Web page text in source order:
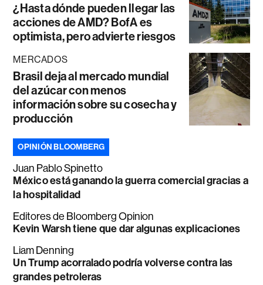
¿Hasta dónde pueden llegar las
acciones de AMD? BofA es
optimista, pero advierte riesgos
MERCADOS
Brasil deja al mercado mundial
del azúcar con menos
información sobre su cosecha y
producción
OPINIÓN BLOOMBERG
Juan Pablo Spinetto
México está ganando la guerra comercial gracias a
la hospitalidad
Editores de Bloomberg Opinion
Kevin Warsh tiene que dar algunas explicaciones
Liam Denning
Un Trump acorralado podría volverse contra las
grandes petroleras